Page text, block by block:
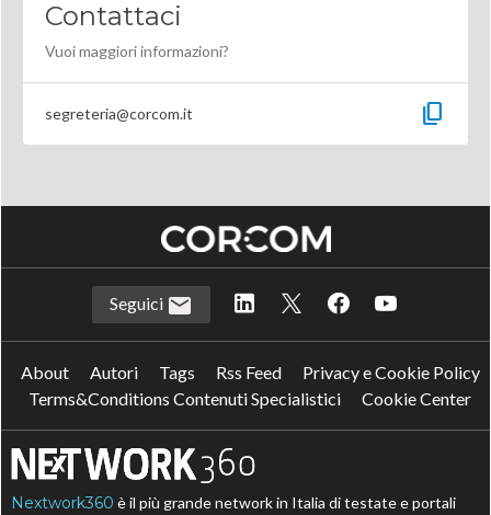
Contattaci
Vuoi maggiori informazioni?
segreteria@corcom.it content_copy
Seguici
About Autori Tags Rss Feed
Privacy e Cookie Policy
Terms&Conditions Contenuti Specialistici
Cookie Center
Nextwork360 è il più grande network in Italia di testate e portali